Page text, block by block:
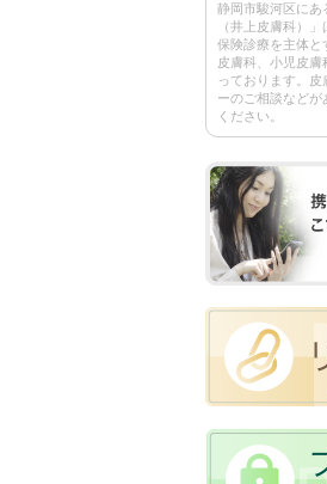
静岡市駿河区にあ
（井上皮膚科）
保険診療を主体と
皮膚科、小児皮
っております。
ーのご相談などが
ください。